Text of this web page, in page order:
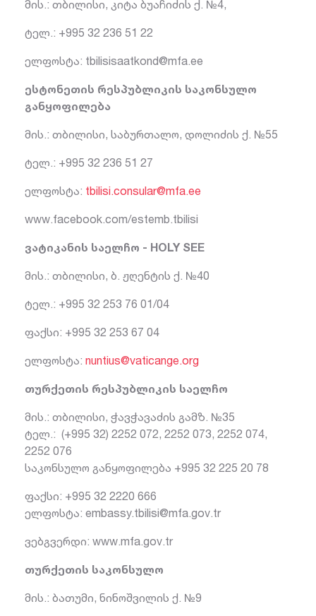
მის.: თბილისი, კიტა ბუაჩიძის ქ. №4,
ტელ.: +995 32 236 51 22
ელფოსტა: tbilisisaatkond@mfa.ee
ესტონეთის რესპუბლიკის საკონსულო
განყოფილება
მის.: თბილისი, საბურთალო, დოლიძის ქ. №55
ტელ.: +995 32 236 51 27
ელფოსტა: tbilisi.consular@mfa.ee
www.facebook.com/estemb.tbilisi
ვატიკანის საელჩო - HOLY SEE
მის.: თბილისი, ბ. ჟღენტის ქ. №40
ტელ.: +995 32 253 76 01/04
ფაქსი: +995 32 253 67 04
ელფოსტა: nuntius@vaticange.org
თურქეთის რესპუბლიკის საელჩო
მის.: თბილისი, ჭავჭავაძის გამზ. №35
ტელ.: (+995 32) 2252 072, 2252 073, 2252 074,
2252 076
საკონსულო განყოფილება +995 32 225 20 78
ფაქსი: +995 32 2220 666
ელფოსტა: embassy.tbilisi@mfa.gov.tr
ვებგვერდი: www.mfa.gov.tr
თურქეთის საკონსულო
მის.: ბათუმი, ნინოშვილის ქ. №9